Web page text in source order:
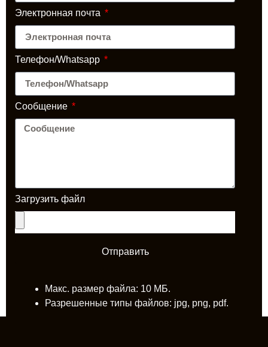
Электронная почта
Телефон/Whatsapp
Сообщение
Загрузить файл
Отправить
Макс. размер файла: 10 МБ.
Разрешенные типы файлов: jpg, png, pdf.